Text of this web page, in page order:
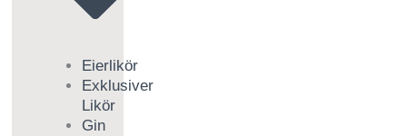
Eierlikör
Exklusiver
Likör
Gin